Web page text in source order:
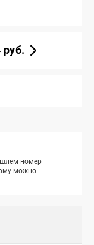
руб.
номер
можно